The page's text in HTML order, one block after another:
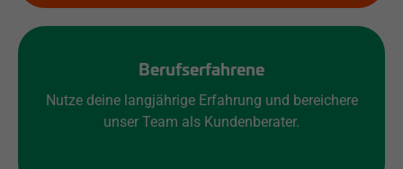
Berufserfahrene
Nutze deine langjährige Erfahrung und bereichere
unser Team als Kundenberater.